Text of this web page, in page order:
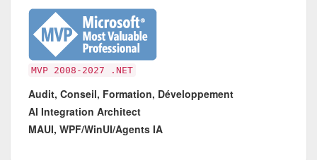
MVP 2008-2027 .NET
Audit, Conseil, Formation, Développement
AI Integration Architect
MAUI, WPF/WinUI/Agents IA